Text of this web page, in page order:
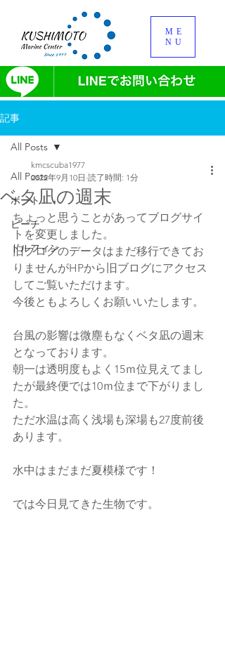
ME
NU
記事
All Posts
ボート
ビーチ
ドルフィン
All Posts
ベタ凪の週末
kmcscuba1977
2022年9月10日 読了時間: 1分
ちょっと思うことがあってブログサイ
トを変更しました。
旧ブログのデータはまだ移行できてお
りませんがHPから旧ブログにアクセス
してご覧いただけます。
今後ともよろしくお願いいたします。
台風の影響は微塵もなくベタ凪の週末
となっております。
朝一は透明度もよく15ｍ位見えてまし
たが最終便では10ｍ位まで下がりまし
た。
ただ水温は高く浅場も深場も27度前後
あります。
水中はまだまだ夏模様です！
では今日見てきた生物です。